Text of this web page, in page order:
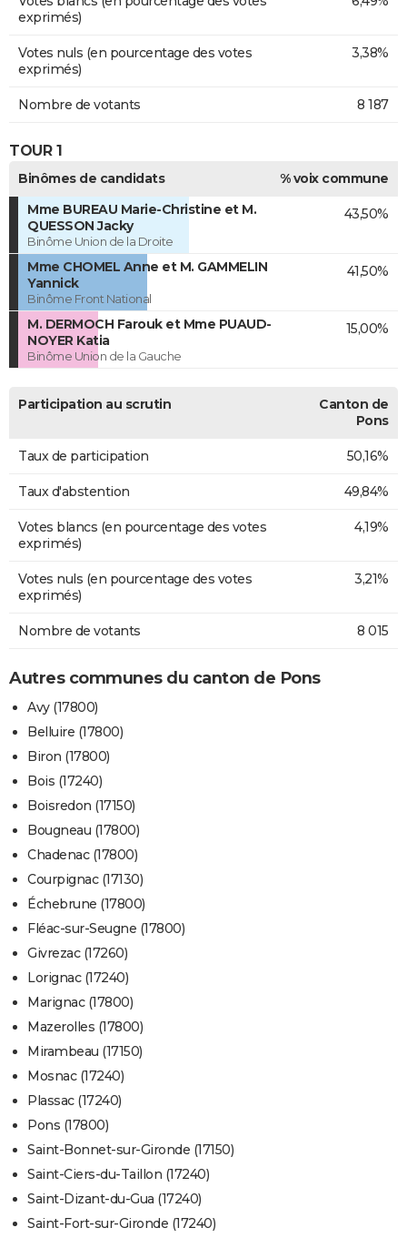
exprimés)
Votes nuls (en pourcentage des votes
exprimés)
3,38%
Nombre de votants 8 187
TOUR 1
Binômes de candidats
% voix commune
Mme BUREAU Marie-Christine et M.
QUESSON Jacky
Binôme Union de la Droite
43,50%
Mme CHOMEL Anne et M. GAMMELIN
Yannick
Binôme Front National
41,50%
M. DERMOCH Farouk et Mme PUAUD-
NOYER Katia
Binôme Union de la Gauche
15,00%
Participation au scrutin
Canton de
Pons
Taux de participation 50,16%
Taux d'abstention 49,84%
Votes blancs (en pourcentage des votes
exprimés)
4,19%
Votes nuls (en pourcentage des votes
exprimés)
3,21%
Nombre de votants 8 015
Autres communes du canton de Pons
Avy (17800)
Belluire (17800)
Biron (17800)
Bois (17240)
Boisredon (17150)
Bougneau (17800)
Chadenac (17800)
Courpignac (17130)
Échebrune (17800)
Fléac-sur-Seugne (17800)
Givrezac (17260)
Lorignac (17240)
Marignac (17800)
Mazerolles (17800)
Mirambeau (17150)
Mosnac (17240)
Plassac (17240)
Pons (17800)
Saint-Bonnet-sur-Gironde (17150)
Saint-Ciers-du-Taillon (17240)
Saint-Dizant-du-Gua (17240)
Saint-Fort-sur-Gironde (17240)